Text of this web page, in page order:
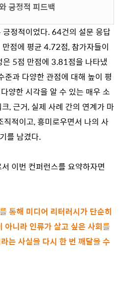
긍정적 피드백
정적이었다. 64건의 설문 응답
점에 평균 4.72점, 참가자들이
은 5점 만점에 3.81점을 나타냈
준과 다양한 관점에 대해 높이 평
양한 시각을 알 수 있는 매우 소
, 근거, 실제 사례 간의 연계가 마
직적이고, 흥미로우면서 나의 사
를 남겼다.
이번 컨퍼런스를 요약하자면
통해 미디어 리터러시가 단순히
아니라 인류가 살고 싶은 사회를
는 사실을 다시 한 번 깨달을 수